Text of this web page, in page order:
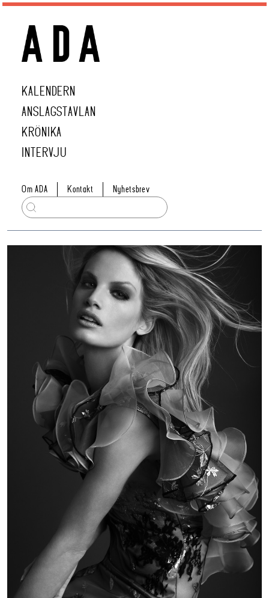
KALENDERN
ANSLAGSTAVLAN
KRÖNIKA
INTERVJU
Om ADA Kontakt Nyhetsbrev